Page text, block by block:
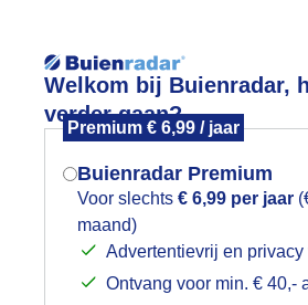
Welkom bij Buienradar,
verder gaan?
Premium € 6,99 / jaar
Buienradar Premium
Voor slechts € 6,99 per jaar
maand)
Advertentievrij en privacy
Ontvang voor min. € 40,-
Foto en video
Mogen we je locatie
het weer?